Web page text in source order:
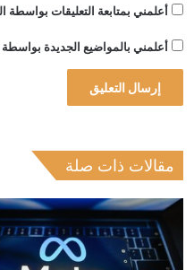
أعلمني بمتابعة التعليقات بواسطة
أعلمني بالمواضيع الجديدة بواسطة
مقالات ذات صلة